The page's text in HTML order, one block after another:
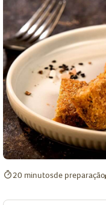
20 minutosde preparação